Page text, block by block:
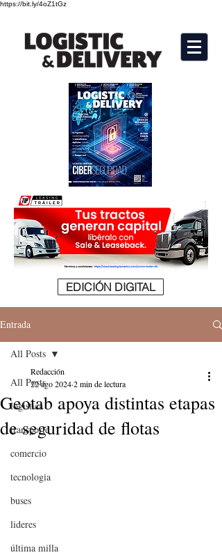
https://bit.ly/4oZ1tGz
EDICIÓN DIGITAL
Entrada
All Posts
logistica
transporte
comercio
tecnologia
buses
lideres
última milla
All Posts
Geotab apoya distintas etapas
de seguridad de flotas
Redacción
22 ago 20242 min de lectura